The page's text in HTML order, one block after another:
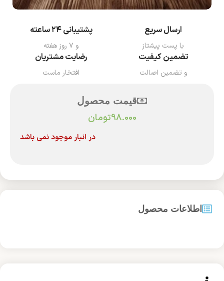
ارسال سریع
با پست پیشتاز
پشتیبانی ۲۴ ساعته
و ۷ روز هفته
تضمین کیفیت
و تضمین اصالت
رضایت مشتریان
افتخار ماست
قیمت محصول
98.000تومان
در انبار موجود نمی باشد
اطلاعات محصول